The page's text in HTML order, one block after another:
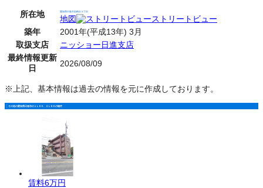
所在地 愛知県日進市岩崎台３丁目
地図
ストリートビュー
築年
2001年(平成13年) 3月
取扱支店
ニッショー日進支店
最終情報更新
日
2026/08/09
※上記、基本情報は過去の情報を元に作成しております。
その他の愛知県日進市の１ＬＤＫ、２ＬＤＫの物件
賃料6万円